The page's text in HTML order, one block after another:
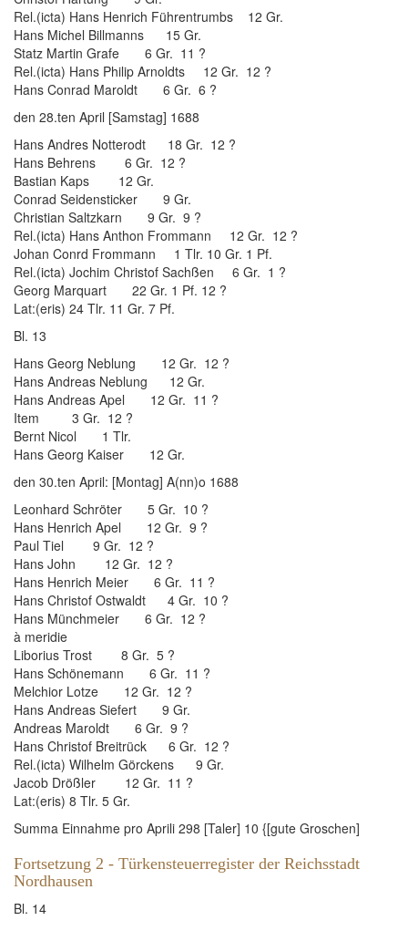
Rel.(icta) Hans Henrich Führentrumbs 12 Gr.
Hans Michel Billmanns 15 Gr.
Statz Martin Grafe 6 Gr. 11 ?
Rel.(icta) Hans Philip Arnoldts 12 Gr. 12 ?
Hans Conrad Maroldt 6 Gr. 6 ?
den 28.ten April [Samstag] 1688
Hans Andres Notterodt 18 Gr. 12 ?
Hans Behrens 6 Gr. 12 ?
Bastian Kaps 12 Gr.
Conrad Seidensticker 9 Gr.
Christian Saltzkarn 9 Gr. 9 ?
Rel.(icta) Hans Anthon Frommann 12 Gr. 12 ?
Johan Conrd Frommann 1 Tlr. 10 Gr. 1 Pf.
Rel.(icta) Jochim Christof Sachßen 6 Gr. 1 ?
Georg Marquart 22 Gr. 1 Pf. 12 ?
Lat:(eris) 24 Tlr. 11 Gr. 7 Pf.
Bl. 13
Hans Georg Neblung 12 Gr. 12 ?
Hans Andreas Neblung 12 Gr.
Hans Andreas Apel 12 Gr. 11 ?
Item 3 Gr. 12 ?
Bernt Nicol 1 Tlr.
Hans Georg Kaiser 12 Gr.
den 30.ten April: [Montag] A(nn)o 1688
Leonhard Schröter 5 Gr. 10 ?
Hans Henrich Apel 12 Gr. 9 ?
Paul Tiel 9 Gr. 12 ?
Hans John 12 Gr. 12 ?
Hans Henrich Meier 6 Gr. 11 ?
Hans Christof Ostwaldt 4 Gr. 10 ?
Hans Münchmeier 6 Gr. 12 ?
à meridie
Liborius Trost 8 Gr. 5 ?
Hans Schönemann 6 Gr. 11 ?
Melchior Lotze 12 Gr. 12 ?
Hans Andreas Siefert 9 Gr.
Andreas Maroldt 6 Gr. 9 ?
Hans Christof Breitrück 6 Gr. 12 ?
Rel.(icta) Wilhelm Görckens 9 Gr.
Jacob Drößler 12 Gr. 11 ?
Lat:(eris) 8 Tlr. 5 Gr.
Summa Einnahme pro Aprili 298 [Taler] 10 {[gute Groschen]
Fortsetzung 2 - Türkensteuerregister der Reichsstadt
Nordhausen
Bl. 14